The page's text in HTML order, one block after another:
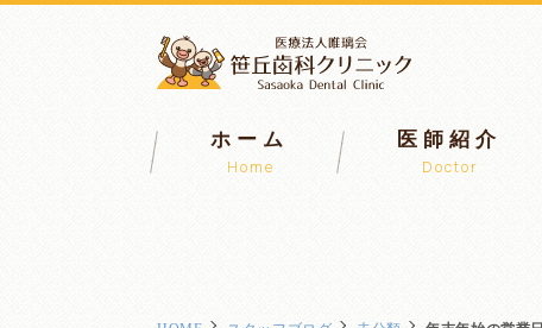
ホーム
Home
医師紹介
Doctor